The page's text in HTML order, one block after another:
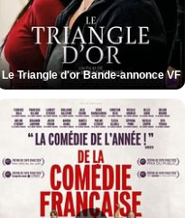
Le Triangle d'or Bande-annonce VF